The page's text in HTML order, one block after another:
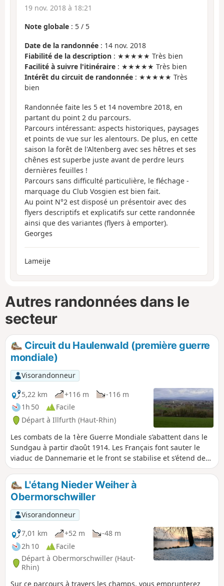
19 nov. 2018 à 18:21
Note globale : 5 / 5
Date de la randonnée : 14 nov. 2018
Fiabilité de la description : ★★★★★ Très bien
Facilité à suivre l'itinéraire : ★★★★★ Très bien
Intérêt du circuit de randonnée : ★★★★★ Très
bien
Randonnée faite les 5 et 14 novembre 2018, en
partant du point 2 du parcours.
Parcours intéressant: aspects historiques, paysages
et points de vue sur les alentours. De plus, en cette
saison la forêt de l'Altenberg avec ses hêtres et ses
chênes est superbe juste avant de perdre leurs
dernières feuilles !
Parcours sans difficulté particulière, le fléchage -
marquage du Club Vosgien est bien fait.
Au point N°2 est disposé un présentoir avec des
flyers descriptifs et explicatifs sur cette randonnée
ainsi que des variantes (flyers à emporter).
Georges
Lameije
Autres randonnées dans le
secteur
Circuit du Haulenwald (première guerre
mondiale)
Visorandonneur
5,22 km
+116 m
-116 m
1h 50
Facile
Départ à Illfurth (Haut-Rhin)
Les combats de la 1ère Guerre Mondiale s’abattent dans le
Sundgau à partir d’août 1914. Les Français font sauter le
viaduc de Dannemarie et le front se stabilise et s’étend des
Vosges à la frontière suisse. La ligne de front passait à
quelques kilomètres d’Illfurth du côté de Heidwiller. Au
cours de cette visite, vous découvrirez plusieurs bunkers
aux vocations multiples, à la fois dépôt de munitions, poste
d’observation ou emplacement de pièces d’artillerie et
plusieurs casemates.
L'étang Nieder Weiher à
Obermorschwiller
Visorandonneur
7,01 km
+52 m
-48 m
2h 10
Facile
Départ à Obermorschwiller (Haut-
Rhin)
Sur ce parcours à travers les champs, vous emprunterez